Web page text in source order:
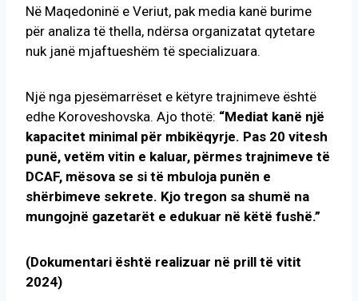
Në Maqedoninë e Veriut, pak media kanë burime
për analiza të thella, ndërsa organizatat qytetare
nuk janë mjaftueshëm të specializuara.
Një nga pjesëmarrëset e këtyre trajnimeve është
edhe Koroveshovska. Ajo thotë: “Mediat kanë një
kapacitet minimal për mbikëqyrje. Pas 20 vitesh
punë, vetëm vitin e kaluar, përmes trajnimeve të
DCAF, mësova se si të mbuloja punën e
shërbimeve sekrete. Kjo tregon sa shumë na
mungojnë gazetarët e edukuar në këtë fushë.”
(Dokumentari është realizuar në prill të vitit
2024)